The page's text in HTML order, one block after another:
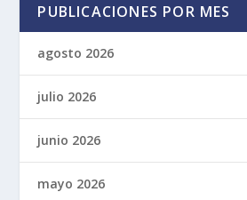
PUBLICACIONES POR MES
agosto 2026
julio 2026
junio 2026
mayo 2026